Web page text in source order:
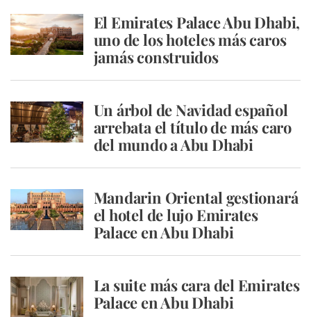
El Emirates Palace Abu Dhabi,
uno de los hoteles más caros
jamás construidos
Un árbol de Navidad español
arrebata el título de más caro
del mundo a Abu Dhabi
Mandarin Oriental gestionará
el hotel de lujo Emirates
Palace en Abu Dhabi
La suite más cara del Emirates
Palace en Abu Dhabi